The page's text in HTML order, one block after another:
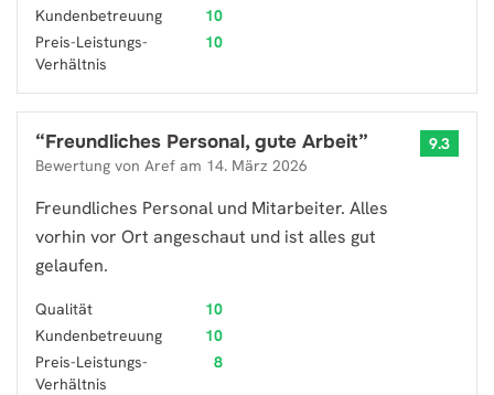
Kundenbetreuung
10
Preis-Leistungs-
Verhältnis
10
“Freundliches Personal, gute Arbeit”
Bewertung von Aref am 14. März 2026
9.3
Freundliches Personal und Mitarbeiter. Alles
vorhin vor Ort angeschaut und ist alles gut
gelaufen.
Qualität
10
Kundenbetreuung
10
Preis-Leistungs-
Verhältnis
8